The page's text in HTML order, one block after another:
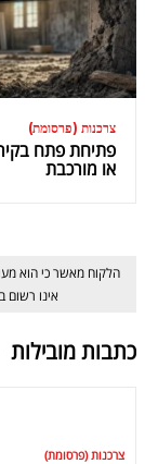
צרכנות (פרסומת)
פתיחת פתח
או מורכבת
הלקוח מאשר כי הוא
אינו
כתבות מובילות
צרכנות (פרסומת)